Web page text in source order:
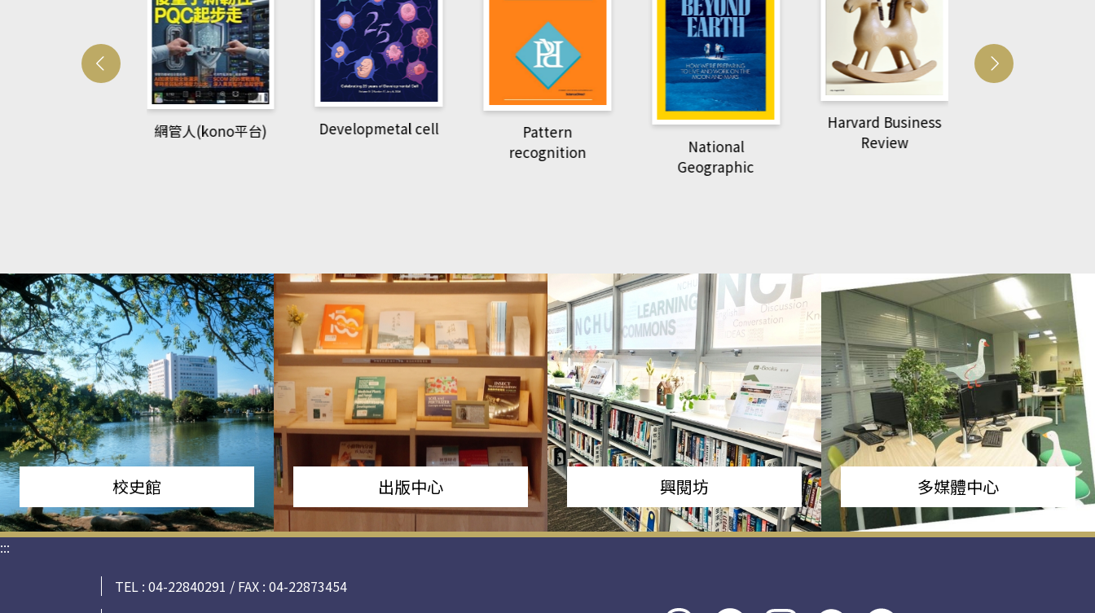
Developmetal cell
Pattern
National
Geographic
Harvard Business
Review
萌動力一頁漫畫學生
校史館 出版中心 興閱坊 多媒體中心
:::
TEL : 04-22840291 / FAX : 04-22873454